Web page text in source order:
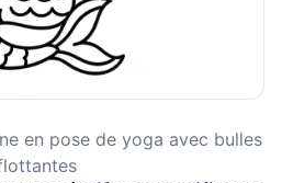
en pose de yoga avec bulles